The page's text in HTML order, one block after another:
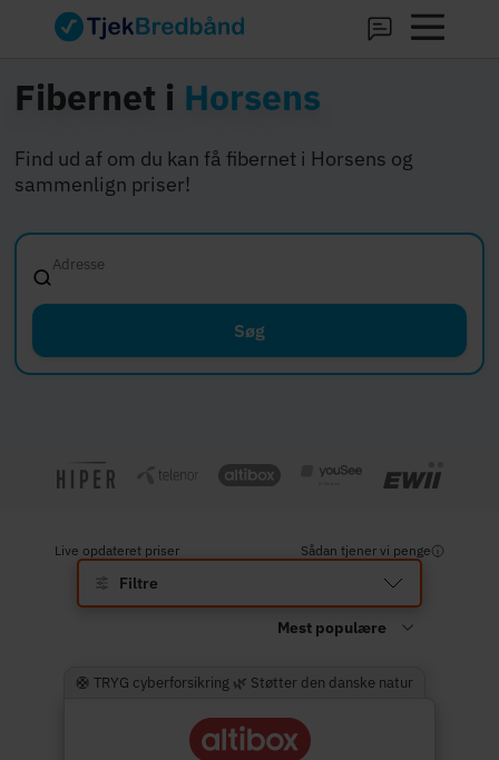
Fibernet i Horsens
Find ud af om du kan få fibernet i Horsens og
sammenlign priser!
Adresse
Søg
Live opdateret priser Sådan tjener vi penge
Filtre
🛟 TRYG cyberforsikring 🌿 Støtter den danske natur